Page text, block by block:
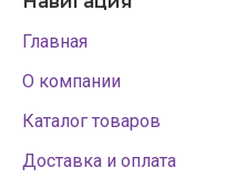
Главная
О компании
Каталог товаров
Доставка и оплата